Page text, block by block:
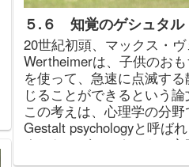
５.６ 知覚のゲシュタル
20世紀初頭、マックス・
Wertheimerは、子供のお
を使って、急速に点滅す
じることができるという
この考えは、心理学の分
Gestalt psychologyと呼ば
ました。ゲシュタルトは